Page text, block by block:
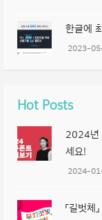
한글에
2023-
Hot Posts
2024년
세요!
2024-
「길벗체